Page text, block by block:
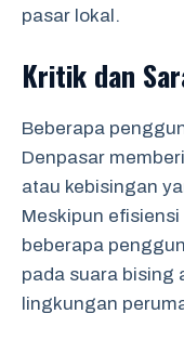
pasar lokal.
Kritik dan
Beberapa
Denpasar
atau kebisingan
Meskipun
beberapa
pada suara bising
lingkungan